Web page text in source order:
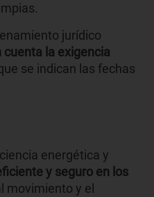
jurídico
cuenta la exigencia
se indican las fechas
energética y
y seguro en los
movimiento y el